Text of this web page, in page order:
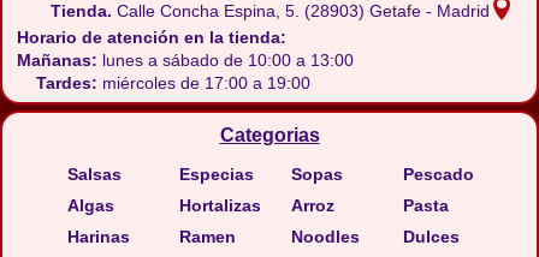
Tienda. Calle Concha Espina, 5. (28903) Getafe - Madrid
Horario de atención en la tienda:
Mañanas: lunes a sábado de 10:00 a 13:00
Tardes: miércoles de 17:00 a 19:00
Categorias
Salsas
Algas
Harinas
Especias
Hortalizas
Ramen
Sopas
Arroz
Noodles
Pescado
Pasta
Dulces